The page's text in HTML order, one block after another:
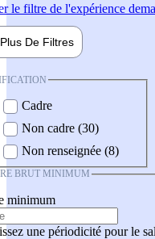
le filtre de l'expérience
Plus De Filtres
Cadre
Non cadre (30)
Non renseignée (8)
BRUT MINIMUM
minimum
une périodicité pour le